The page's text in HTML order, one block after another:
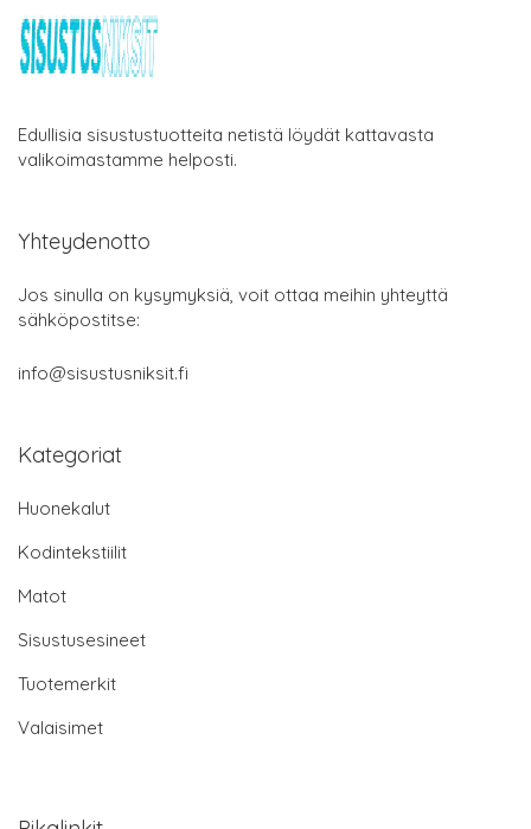
Edullisia sisustustuotteita netistä löydät kattavasta
valikoimastamme helposti.
Yhteydenotto
Jos sinulla on kysymyksiä, voit ottaa meihin yhteyttä
sähköpostitse:
info@sisustusniksit.fi
Kategoriat
Huonekalut
Kodintekstiilit
Matot
Sisustusesineet
Tuotemerkit
Valaisimet